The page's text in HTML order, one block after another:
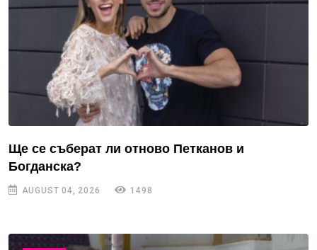
Ще се съберат ли отново Петканов и
Богданска?
AUGUST 04, 2026 1498